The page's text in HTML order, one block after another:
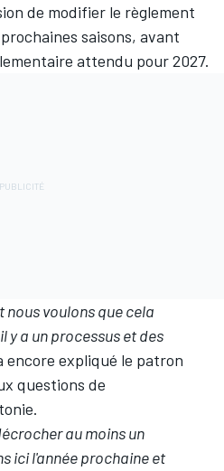
de modifier le règlement
saisons, avant
attendu pour 2027.
nous voulons que cela
y a un processus et des
encore expliqué le patron
questions de
au moins un
ici l'année prochaine et